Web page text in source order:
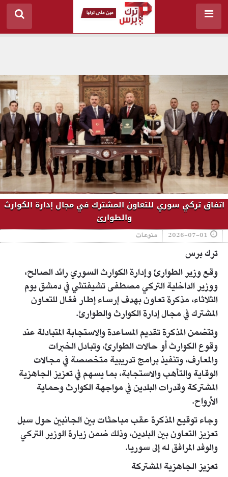
اتفاق تركي سوري للتعاون المشترك ‏في مجال إدارة الكوارث
والطوارئ
2026-07-01 منوعات
ترك برس
وقع وزير الطوارئ وإدارة الكوارث السوري رائد الصالح،
‏ووزير الداخلية التركي مصطفى تشيفتشي في دمشق يوم
‏الثلاثاء، مذكرة تعاون بهدف إرساء إطار فعّال للتعاون
المشترك ‏في مجال إدارة الكوارث والطوارئ.‏
وتتضمن المذكرة تقديم المساعدة والاستجابة المتبادلة عند
وقوع ‏الكوارث أو حالات الطوارئ، وتبادل الخبرات
والمعارف، ‏وتنفيذ برامج تدريبية متخصصة في مجالات
الوقاية والتأهب ‏والاستجابة، بما يسهم في تعزيز الجاهزية
المشتركة و‏قدرات البلدين في مواجهة الكوارث وحماية
الأرواح.‏
وجاء توقيع المذكرة عقب مباحثات بين الجانبين حول سبل
‏تعزيز التعاون بين البلدين، وذلك ضمن زيارة الوزير التركي
‏والوفد المرافق له إلى سوريا.‏
تعزيز الجاهزية المشتركة